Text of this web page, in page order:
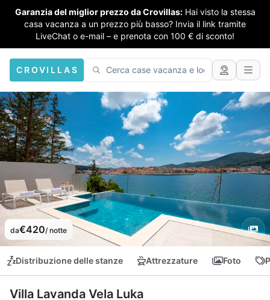
Garanzia del miglior prezzo da Crovillas: Hai visto la stessa
casa vacanza a un prezzo più basso? Invia il link tramite
LiveChat o e-mail – e prenota con 100 € di sconto!
CROVILLAS
da€420/ notte
Distribuzione delle stanze Attrezzature Foto
Villa Lavanda Vela Luka